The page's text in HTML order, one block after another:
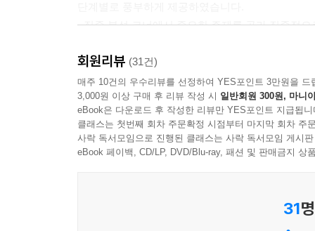
- 집중 분석 코너에서 중요한 주제를 골라 집중적
선정하여 쉽게 설명하였습니다.
단계별 문제를 통해 탄탄한 실력 완성
- 교과서에 수록된 다양한 유형의 문제들을 변형
- 중단원별 핵심 개념을 정리하여 문제 풀이 전에
- 단계별로 배경 지식 쌓기를 통해 서술형 문제도
회원리뷰 (31건)
매주 10건의 우수리뷰를 선정하여 YES포인트 3만원을 드
3,000원 이상 구매 후 리뷰 작성 시 일반회원 300원, 마니
eBook은 다운로드 후 작성한 리뷰만 YES포인트 지급됩니
클래스는 첫번째 회차 주문확정 시점부터 마지막 회차 주
사락 독서모임으로 진행된 클래스는 사락 독서모임 게시
eBook 페이백, CD/LP, DVD/Blu-ray, 패션 및 판매금지 상
31